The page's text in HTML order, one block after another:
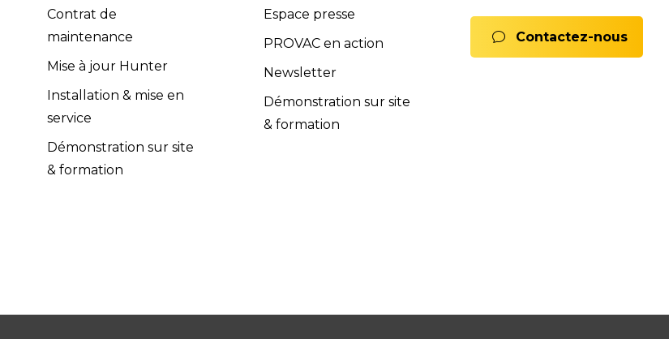
de maintenance, extensions de garantie, contrats full service, formations). Notre équipe est
dans le domaine de l'équipement de garage. Nous sommes là pour vous conseiller et vous
besoins spécifiques. Les équipes Provac commerciales et SAV sont à votre disposition pour
technique et répondre à toutes vos questions.
une grande importance à la satisfaction clients.
et la maintenance, sont conformes aux exigences de la norme iso 9001:2015.
Contrat de
maintenance
Mise à jour Hunter
Installation & mise en
service
Démonstration sur site
& formation
Espace presse
PROVAC en action
Newsletter
Démonstration sur site
& formation
Contactez-nous